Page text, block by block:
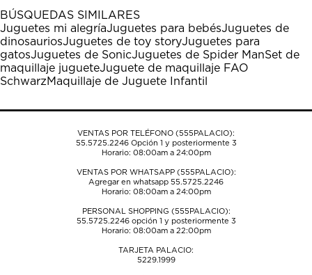
1
estrella
Esta
acción
abrirá
el
formulario
envío.
estrellas.
Esta
acción
abrirá
el
formulario
envío.
estrellas.
Esta
acción
abrirá
el
formulario
envío.
estrellas.
Esta
acción
abrirá
el
formulario
envío.
estrellas.
Esta
acción
abrirá
el
formulario
envío.
BÚSQUEDAS SIMILARES
Juguetes mi alegríaJuguetes para bebésJuguetes de
dinosauriosJuguetes de toy storyJuguetes para
gatosJuguetes de SonicJuguetes de Spider ManSet de
maquillaje jugueteJuguete de maquillaje FAO
SchwarzMaquillaje de Juguete Infantil
VENTAS POR TELÉFONO (555PALACIO):
55.5725.2246Opción 1 y posteriormente 3
Horario: 08:00am a 24:00pm
VENTAS POR WHATSAPP (555PALACIO):
Agregar en whatsapp 55.5725.2246
Horario: 08:00am a 24:00pm
PERSONAL SHOPPING (555PALACIO):
55.5725.2246opción 1 y posteriormente 3
Horario: 08:00am a 22:00pm
TARJETA PALACIO:
5229.1999